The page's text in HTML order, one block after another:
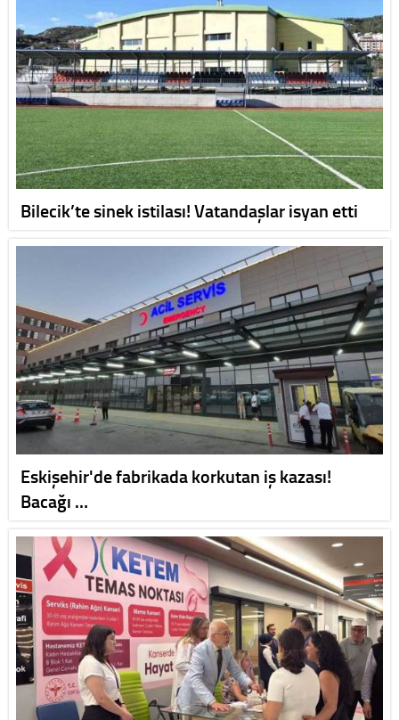
Bilecik’te sinek istilası! Vatandaşlar isyan etti
Eskişehir'de fabrikada korkutan iş kazası!
Bacağı …